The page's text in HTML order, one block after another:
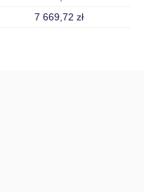
7 669,72 zł